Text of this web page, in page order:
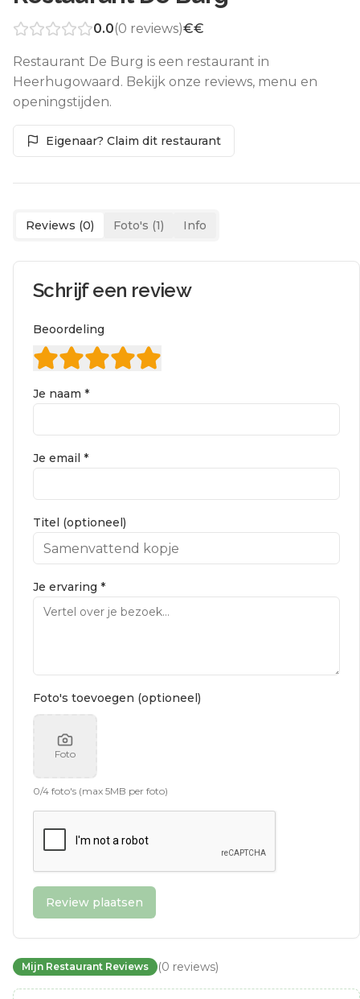
0.0(0 reviews)€€
Restaurant De Burg is een restaurant in
Heerhugowaard. Bekijk onze reviews, menu en
openingstijden.
Eigenaar? Claim dit restaurant
Reviews (0) Foto's (1) Info
Schrijf een review
Beoordeling
Je naam *
Je email *
Titel (optioneel)
Je ervaring *
Foto's toevoegen (optioneel)
Foto
0/4 foto's (max 5MB per foto)
Review plaatsen
Mijn Restaurant Reviews (0 reviews)